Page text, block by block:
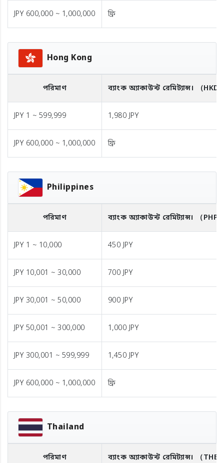
JPY 600,000 ~ 1,000,000 ফ্রি
Hong Kong
পরিমাণ ব্যাংক অ্যাকাউন্ট রেমিট্যান্স। （
JPY 1 ~ 599,999 1,980 JPY
JPY 600,000 ~ 1,000,000 ফ্রি
Philippines
পরিমাণ ব্যাংক অ্যাকাউন্ট রেমিট্যান্স। （PHP
JPY 1 ~ 10,000 450 JPY
JPY 10,001 ~ 30,000 700 JPY
JPY 30,001 ~ 50,000 900 JPY
JPY 50,001 ~ 300,000 1,000 JPY
JPY 300,001 ~ 599,999 1,450 JPY
JPY 600,000 ~ 1,000,000 ফ্রি
Thailand
পরিমাণ ব্যাংক অ্যাকাউন্ট রেমিট্যান্স। （THB